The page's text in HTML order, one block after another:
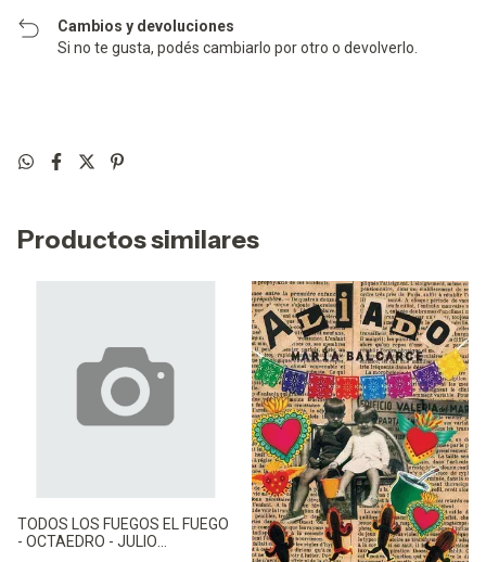
Cambios y devoluciones
Si no te gusta, podés cambiarlo por otro o devolverlo.
Productos similares
TODOS LOS FUEGOS EL FUEGO
- OCTAEDRO - JULIO